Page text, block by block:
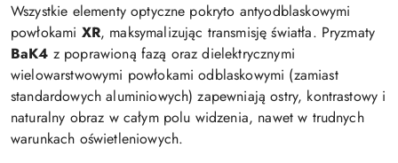
Wszystkie elementy optyczne pokryto antyodblaskowymi
powłokami XR, maksymalizując transmisję światła. Pryzmaty
BaK4 z poprawioną fazą oraz dielektrycznymi
wielowarstwowymi powłokami odblaskowymi (zamiast
standardowych aluminiowych) zapewniają ostry, kontrastowy i
naturalny obraz w całym polu widzenia, nawet w trudnych
warunkach oświetleniowych.